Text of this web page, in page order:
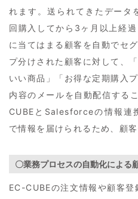
れます。送られてきたデー
回購入してから3ヶ月以上経
に当てはまる顧客を自動でセ
プ分けされた顧客に対して、
いい商品」「お得な定期購入
内容のメールを自動配信する
CUBEとSalesforceの情報連
で情報を届けられるため、顧
〇業務プロセスの自動化による
EC-CUBEの注文情報や顧客